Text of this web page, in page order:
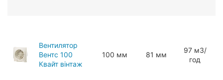
Вентилятор
Вентс 100
Квайт вінтаж
100 мм 81 мм
97 мЗ/
год